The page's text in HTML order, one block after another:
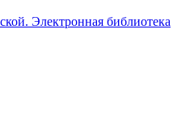
Электронная библиотека